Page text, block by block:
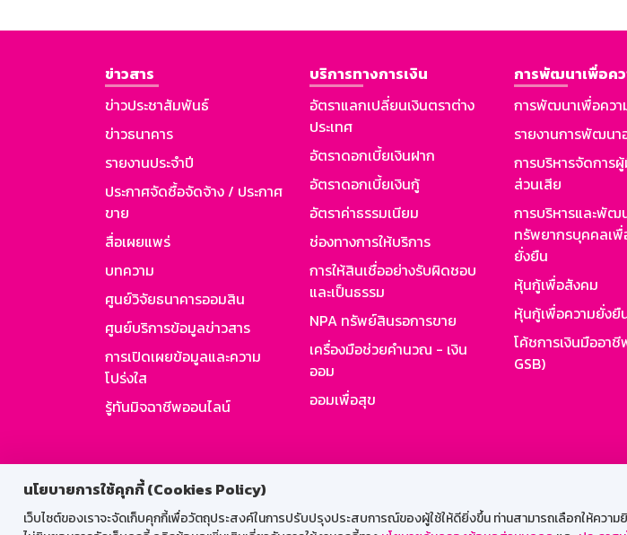
นโยบายการใช้คุกกี้ (Cookies Policy)
เว็บไซต์ของเราจะจัดเก็บคุกกี้เพื่อวัตถุประสงค์ในการปรับปรุงประสบการณ์ของผู้ใช้ให้ดียิ่งขึ้น ท่านสามารถเลือกให้ควา
ข่าวสาร
ข่าวประชาสัมพันธ์
ข่าวธนาคาร
รายงานประจำปี
ประกาศจัดซื้อจัดจ้าง / ประกาศ
ขาย
สื่อเผยแพร่
บทความ
ศูนย์วิจัยธนาคารออมสิน
ศูนย์บริการข้อมูลข่าวสาร
การเปิดเผยข้อมูลและความ
โปร่งใส
รู้ทันมิจฉาชีพออนไลน์
บริการทางการเงิน
อัตราแลกเปลี่ยนเงินตราต่าง
ประเทศ
อัตราดอกเบี้ยเงินฝาก
อัตราดอกเบี้ยเงินกู้
อัตราค่าธรรมเนียม
ช่องทางการให้บริการ
การให้สินเชื่ออย่างรับผิดชอบ
และเป็นธรรม
NPA ทรัพย์สินรอการขาย
เครื่องมือช่วยคำนวณ - เงิน
ออม
ออมเพื่อสุข
การพัฒนาเพื่อค
การพัฒนาเพื่อคว
รายงานการพัฒนา
การบริหารจัดการ
ส่วนเสีย
การบริหารและพัฒ
ทรัพยากรบุคคลเพื่
ยั่งยืน
หุ้นกู้เพื่อสังคม
หุ้นกู้เพื่อความยั่งยื
โค้ชการเงินมืออาชี
GSB)